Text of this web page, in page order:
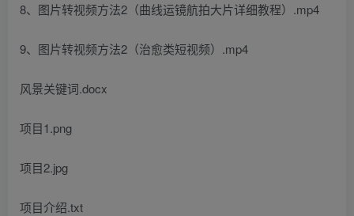
8、图片转视频方法2（曲线运镜航拍大片详细教程）.mp4
9、图片转视频方法2（治愈类短视频）.mp4
风景关键词.docx
项目1.png
项目2.jpg
项目介绍.txt